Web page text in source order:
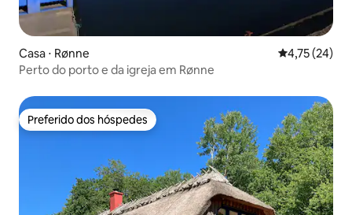
Casa ⋅ Rønne 4,75 de uma
4,75 (24)
Perto do porto e da igreja em Rønne
Preferido dos hóspedes
Preferido dos hóspedes